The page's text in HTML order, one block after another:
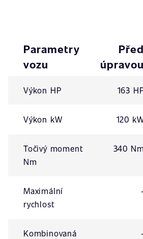
Parametry
vozu
Před
úpravou
Výkon HP 163
Výkon kW 120
Točivý moment
Nm
340 Nm
Maximální
rychlost
Kombinovaná